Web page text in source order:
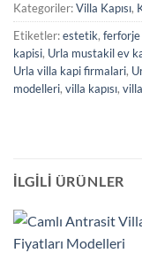
Kategoriler:Villa Kapısı,
Etiketler:estetik, ferforje
kapisi, Urla mustakil ev
Urla villa kapi firmalari,
modelleri, villa kapısı,
İLGILI ÜRÜNLER